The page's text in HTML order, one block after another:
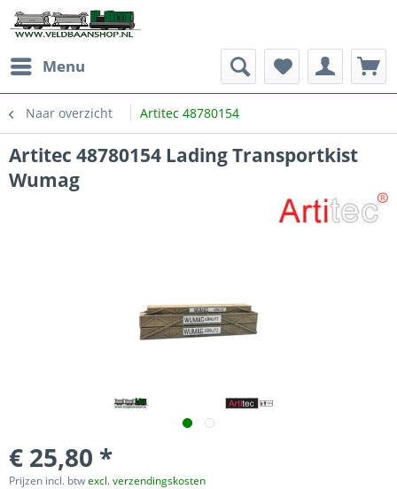
Menu
Naar overzicht Artitec 48780154
Artitec 48780154 Lading Transportkist
Wumag
€ 25,80 *
Prijzen incl. btwexcl. verzendingskosten